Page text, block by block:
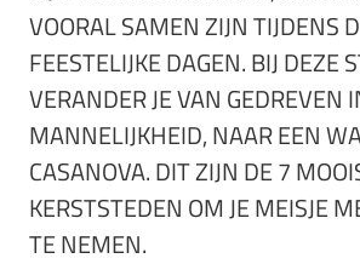
VOORAL SAMEN ZIJN TIJDENS
FEESTELIJKE DAGEN. BIJ DEZE
VERANDER JE VAN GEDREVEN
MANNELIJKHEID, NAAR EEN
CASANOVA. DIT ZIJN DE 7
KERSTSTEDEN OM JE MEISJE
TE NEMEN.